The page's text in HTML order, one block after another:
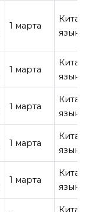
1 марта
язык
1 марта
язык
1 марта
язык
1 марта
язык
1 марта
язык